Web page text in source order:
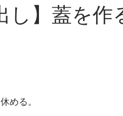
し】蓋を作
める。